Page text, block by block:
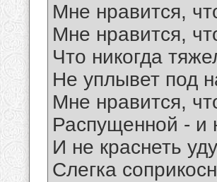
Мне нравится,
Мне нравится,
Что никогда
Не уплывет под
Мне нравится,
Распущенной - и
И не краснеть
Слегка